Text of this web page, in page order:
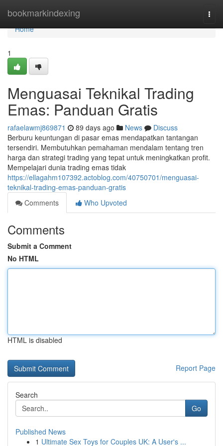
bookmarkindexing
Home
Home
1
Menguasai Teknikal Trading
Emas: Panduan Gratis
rafaelawmj869871 89 days ago News
Discuss
Berburu keuntungan di pasar emas mendapatkan tantangan
tersendiri. Membutuhkan pemahaman mendalam tentang tren
harga dan strategi trading yang tepat untuk meningkatkan profit.
Mempelajari dunia trading emas tidak
https://ellagahm107392.actoblog.com/40750701/menguasai-
teknikal-trading-emas-panduan-gratis
Comments
Who Upvoted
Comments
Submit a Comment
No HTML
HTML is disabled
Report Page
Search
Go
Published News
1 Ultimate Sex Toys for Couples UK: A User's ...